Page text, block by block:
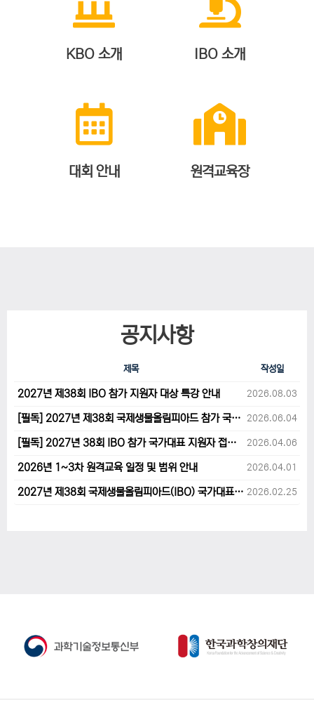
KBO 소개 IBO 소개
대회 안내 원격교육장
공지사항
제목 작성일
2027년 제38회 IBO 참가 지원자 대상 특강 안내 2026.08.03
[필독] 2027년 제38회 국제생물올림피아드 참가 국가대표 1차후보자 선발고사 범위 및 일정 안내 2026.06.04
[필독] 2027년 38회 IBO 참가 국가대표 지원자 접수 마감 및 원격교육 관련 공지사항 안내입니다. 2026.04.06
2026년 1~3차 원격교육 일정 및 범위 안내 2026.04.01
2027년 제38회 국제생물올림피아드(IBO) 국가대표 후보자 지원 안내 2026.02.25